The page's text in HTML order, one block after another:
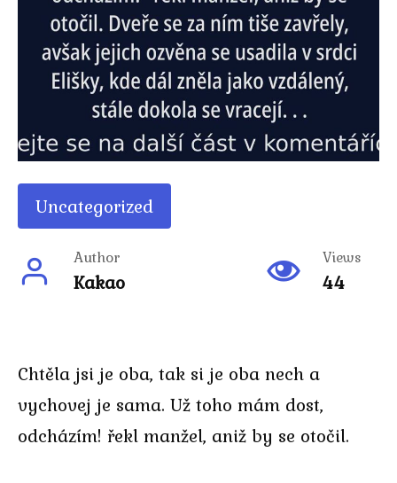
Uncategorized
Author
Kakao
Views
44
Chtěla jsi je oba, tak si je oba nech a
vychovej je sama. Už toho mám dost,
odcházím! řekl manžel, aniž by se otočil.